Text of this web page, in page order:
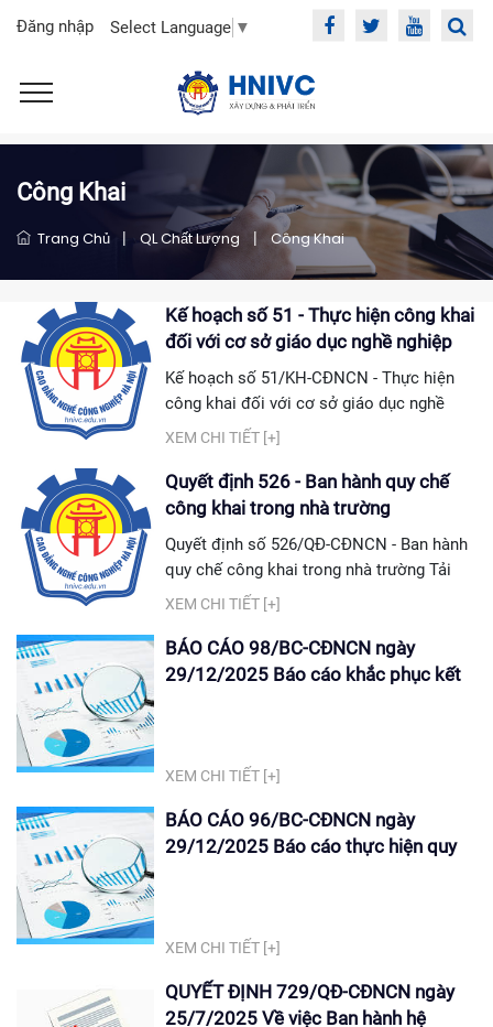
Đăng nhập Select Language ▼
Công Khai
Trang Chủ | QL Chất Lượng | Công Khai
Kế hoạch số 51 - Thực hiện công khai
đối với cơ sở giáo dục nghề nghiệp
năm học 2026-2027
Kế hoạch số 51/KH-CĐNCN - Thực hiện
công khai đối với cơ sở giáo dục nghề
nghiệp năm học 2026-2027 Tải Kế
CĐNCN
XEM CHI TIẾT [+]
Quyết định 526 - Ban hành quy chế
công khai trong nhà trường
Quyết định số 526/QĐ-CĐNCN - Ban hành
quy chế công khai trong nhà trường Tải
quyết định tại đây: Quyết định số 526/QĐ-
XEM CHI TIẾT [+]
BÁO CÁO 98/BC-CĐNCN ngày
29/12/2025 Báo cáo khắc phục kết
XEM CHI TIẾT [+]
BÁO CÁO 96/BC-CĐNCN ngày
29/12/2025 Báo cáo thực hiện quy
XEM CHI TIẾT [+]
QUYẾT ĐỊNH 729/QĐ-CĐNCN ngày
25/7/2025 Về việc Ban hành hệ